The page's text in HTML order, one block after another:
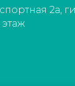
2а,
этаж